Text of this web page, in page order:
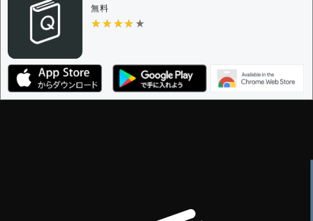
決定に必要な投票数 -
編集ガイドライン
無料
★★★★★
★★★★★